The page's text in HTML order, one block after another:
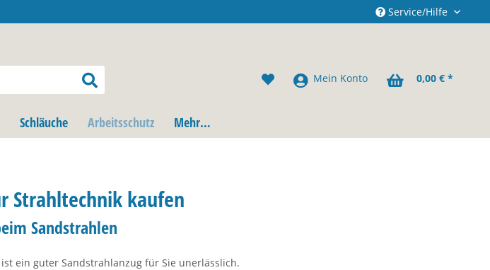
Service/Hilfe
Mein Konto 0,00 € *
Schläuche Arbeitsschutz Mehr…
Strahltechnik kaufen
Sandstrahlen
ein guter Sandstrahlanzug für Sie unerlässlich.